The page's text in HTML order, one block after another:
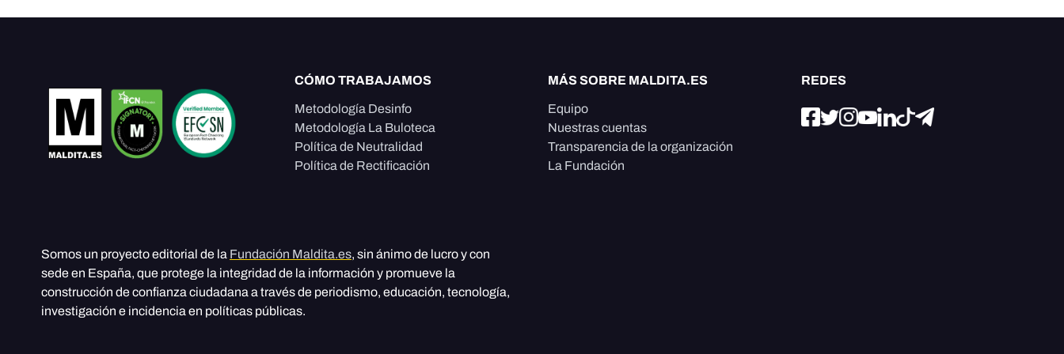
CÓMO TRABAJAMOS
Metodología Desinfo
Metodología La Buloteca
Política de Neutralidad
Política de Rectificación
MÁS SOBRE MALDITA.ES
Equipo
Nuestras cuentas
Transparencia de la organización
La Fundación
REDES
Somos un proyecto editorial de la Fundación Maldita.es, sin ánimo de lucro y con
sede en España, que protege la integridad de la información y promueve la
construcción de confianza ciudadana a través de periodismo, educación, tecnología,
investigación e incidencia en políticas públicas.